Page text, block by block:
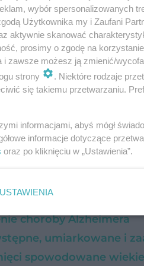
zdarza się jednak i
zaledwie 30 lat.
u kobiet.Według
W Polsce według
choroby Alzheimera
umiarkowane i
spowodowane
wybór spersonalizowanych
Użytkownika my i Zaufani
aktywnie skanować
prosimy o zgodę na
i zawsze możesz ją zmienić/
strony
. Niektóre rodzaje
się takiemu przetwarzaniu.
informacjami, abyś mógł
informacje dotyczące
oraz po kliknięciu w „Ustawienia”.
USTAWIENIA